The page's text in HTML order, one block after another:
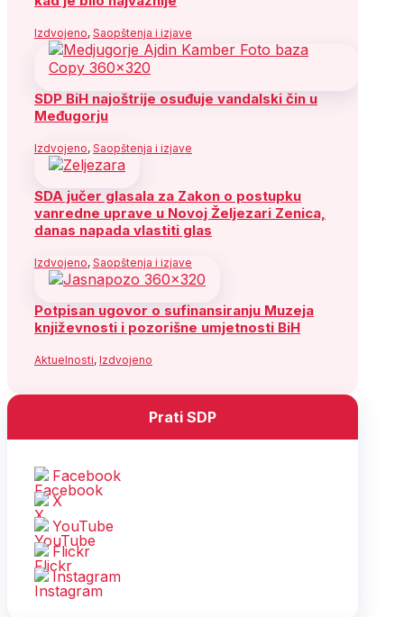
Izdvojeno, Saopštenja i izjave
SDP BiH najoštrije osuđuje vandalski čin u
Međugorju
Izdvojeno, Saopštenja i izjave
SDA jučer glasala za Zakon o postupku
vanredne uprave u Novoj Željezari Zenica,
danas napada vlastiti glas
Izdvojeno, Saopštenja i izjave
Potpisan ugovor o sufinansiranju Muzeja
književnosti i pozorišne umjetnosti BiH
Aktuelnosti, Izdvojeno
Prati SDP
Facebook
X
YouTube
Flickr
Instagram